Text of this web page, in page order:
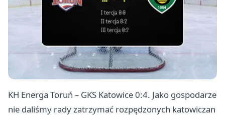
KH Energa Toruń – GKS Katowice0:4. Jako gospodarze
nie daliśmy rady zatrzymać rozpędzonych katowiczan